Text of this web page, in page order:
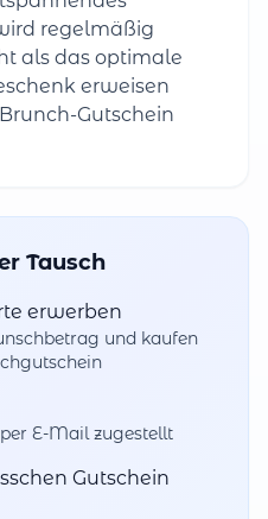
regelmäßig
als das optimale
erweisen
Gutschein
Tausch
erwerben
und kaufen
E-Mail zugestellt
Gutschein